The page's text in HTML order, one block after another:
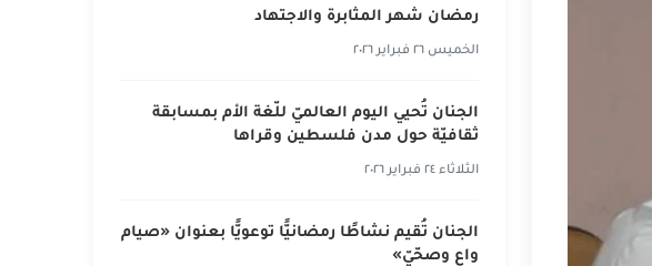
رمضان شهر المثابرة والاجتهاد
الخميس ٢٦ فبراير ٢٠٢٦
الجنان تُحيي اليوم العالميّ للّغة الأم بمسابقة
ثقافيّة حول مدن فلسطين وقراها
الثلاثاء ٢٤ فبراير ٢٠٢٦
الجنان تُقيم نشاطًا رمضانيًّا توعويًّا بعنوان «صيام
واعٍ وصحّيّ»